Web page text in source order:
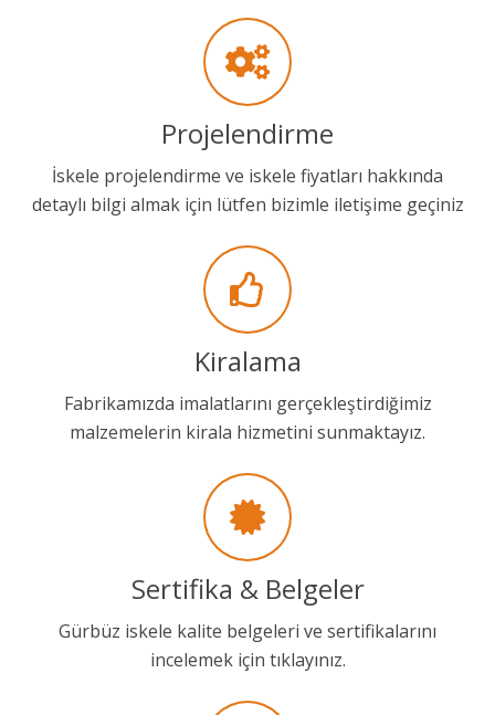
Projelendirme
İskele projelendirme ve iskele fiyatları hakkında
detaylı bilgi almak için lütfen bizimle iletişime geçiniz
Kiralama
Fabrikamızda imalatlarını gerçekleştirdiğimiz
malzemelerin kirala hizmetini sunmaktayız.
Sertifika & Belgeler
Gürbüz iskele kalite belgeleri ve sertifikalarını
incelemek için tıklayınız.